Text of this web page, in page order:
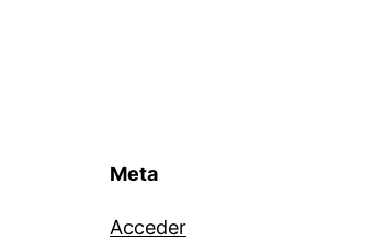
Meta
Acceder